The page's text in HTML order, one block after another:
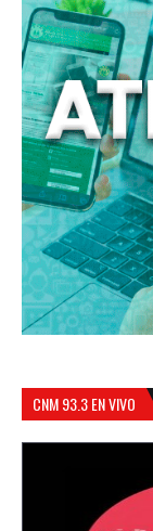
CNM 93.3 EN VIVO